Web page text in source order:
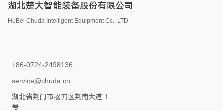
湖北楚大智能装备股份有限公司
HuBei Chuda Intelligent Equipment Co., LTD
+86-0724-2498136
service@chuda.cn
湖北省荆门市掇刀区荆南大道 1
号